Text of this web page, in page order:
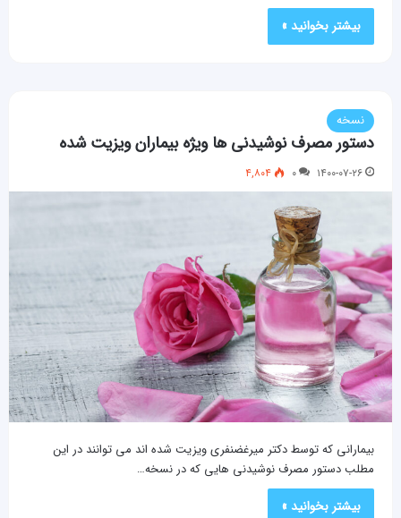
بیشتر بخوانید »
نسخه
دستور مصرف نوشیدنی ها ویژه بیماران ویزیت شده
۱۴۰۰-۰۷-۲۶ ۰ ۴,۸۰۴
بیمارانی که توسط دکتر میرغضنفری ویزیت شده اند می توانند در این
مطلب دستور مصرف نوشیدنی هایی که در نسخه…
بیشتر بخوانید »